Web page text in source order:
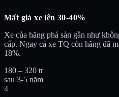
Mất giá xe lên 30-40%
Xe của hãng phá sản gần như
cấp. Ngay cả xe TQ còn hãng đã
18%.
180 – 320 tr
sau 3-5 năm
4